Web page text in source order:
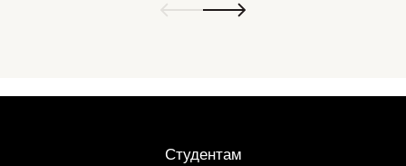
Студентам